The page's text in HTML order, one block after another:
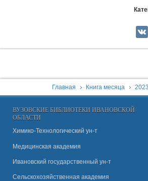
Главная Книга месяца
ВУЗОВСКИЕ БИБЛИОТЕКИ ИВАНОВСКОЙ
ОБЛАСТИ
Химико-Технологический ун-т
Медицинская академия
Ивановский государственный ун-т
Сельскохозяйственная академия